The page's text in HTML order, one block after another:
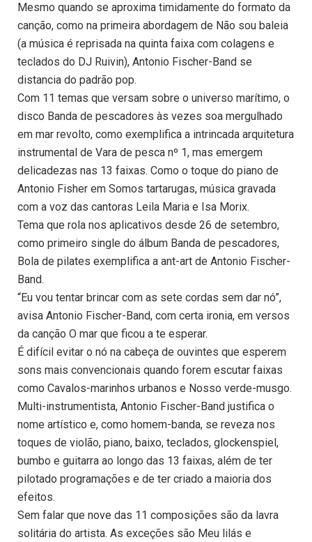
Mesmo quando se aproxima timidamente do formato da
canção, como na primeira abordagem de Não sou baleia
(a música é reprisada na quinta faixa com colagens e
teclados do DJ Ruivin), Antonio Fischer-Band se
distancia do padrão pop.
Com 11 temas que versam sobre o universo marítimo, o
disco Banda de pescadores às vezes soa mergulhado
em mar revolto, como exemplifica a intrincada arquitetura
instrumental de Vara de pesca nº 1, mas emergem
delicadezas nas 13 faixas. Como o toque do piano de
Antonio Fisher em Somos tartarugas, música gravada
com a voz das cantoras Leila Maria e Isa Morix.
Tema que rola nos aplicativos desde 26 de setembro,
como primeiro single do álbum Banda de pescadores,
Bola de pilates exemplifica a ant-art de Antonio Fischer-
Band.
“Eu vou tentar brincar com as sete cordas sem dar nó”,
avisa Antonio Fischer-Band, com certa ironia, em versos
da canção O mar que ficou a te esperar.
É difícil evitar o nó na cabeça de ouvintes que esperem
sons mais convencionais quando forem escutar faixas
como Cavalos-marinhos urbanos e Nosso verde-musgo.
Multi-instrumentista, Antonio Fischer-Band justifica o
nome artístico e, como homem-banda, se reveza nos
toques de violão, piano, baixo, teclados, glockenspiel,
bumbo e guitarra ao longo das 13 faixas, além de ter
pilotado programações e de ter criado a maioria dos
efeitos.
Sem falar que nove das 11 composições são da lavra
solitária do artista. As exceções são Meu lilás e